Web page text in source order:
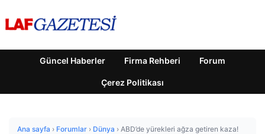
Güncel Haberler Firma Rehberi Forum
Çerez Politikası
Ana sayfa › Forumlar › Dünya › ABD’de yürekleri ağza getiren kaza!